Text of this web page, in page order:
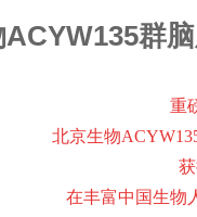
群
重
北京生物
在丰富中国生物